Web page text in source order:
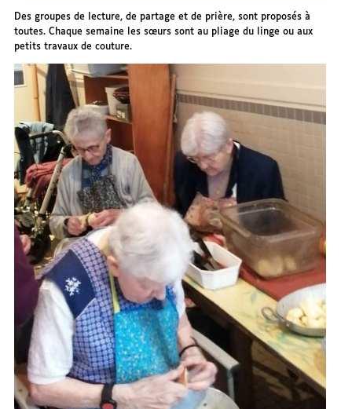
Des groupes de lecture, de partage et de prière, sont proposés à
toutes. Chaque semaine les sœurs sont au pliage du linge ou aux
petits travaux de couture.